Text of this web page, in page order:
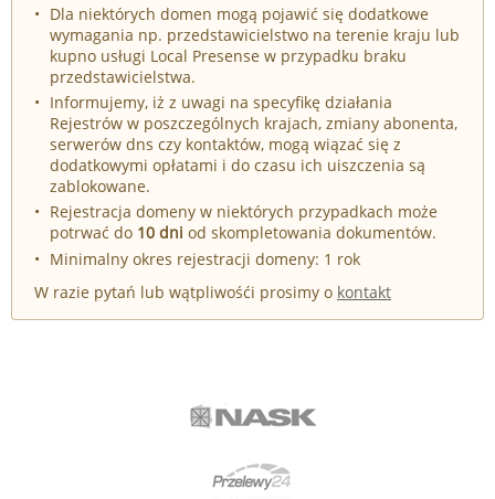
Dla niektórych domen mogą pojawić się dodatkowe
wymagania np. przedstawicielstwo na terenie kraju lub
kupno usługi Local Presense w przypadku braku
przedstawicielstwa.
Informujemy, iż z uwagi na specyfikę działania
Rejestrów w poszczególnych krajach, zmiany abonenta,
serwerów dns czy kontaktów, mogą wiązać się z
dodatkowymi opłatami i do czasu ich uiszczenia są
zablokowane.
Rejestracja domeny w niektórych przypadkach może
potrwać do 10 dni od skompletowania dokumentów.
Minimalny okres rejestracji domeny: 1 rok
W razie pytań lub wątpliwośći prosimy o kontakt